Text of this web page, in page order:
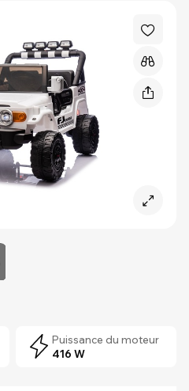
Puissance du moteur
416 W